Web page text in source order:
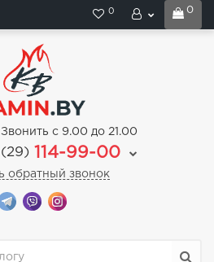
0
0
Звонить с 9.00 до 21.00
(29) 114-99-00
обратный звонок